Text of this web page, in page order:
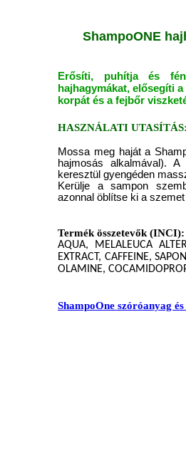
ShampoONE
Erősíti, puhítja és
hajhagymákat, elősegíti
korpát és a fejbőr
HASZNÁLATI
Mossa meg haját a
hajmosás alkalmával).
keresztül gyengéden
Kerülje a sampon
azonnal öblítse ki a
Termék összetevők
AQUA, MELALEUCA
EXTRACT, CAFFEINE,
OLAMINE,
ShampoOne szóróanyag